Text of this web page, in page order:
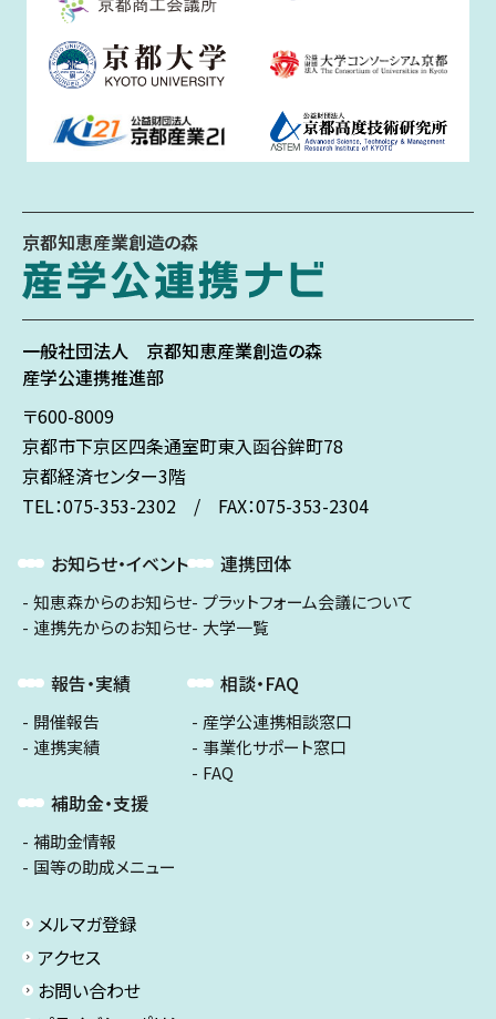
京都知恵産業創造の森
一般社団法人 京都知恵産業創造の森
産学公連携推進部
〒600-8009
京都市下京区四条通室町東入函谷鉾町78
京都経済センター3階
TEL：075-353-2302 / FAX：075-353-2304
お知らせ・イベント
知恵森からのお知らせ
連携先からのお知らせ
報告・実績
開催報告
連携実績
補助金・支援
補助金情報
国等の助成メニュー
連携団体
プラットフォーム会議について
大学一覧
相談・FAQ
産学公連携相談窓口
事業化サポート窓口
FAQ
メルマガ登録
アクセス
お問い合わせ